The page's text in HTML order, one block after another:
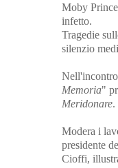
Moby
infetto.
Tragedie
silenzio
Memoria"
Meridonare.
Modera i
presidente
Cioffi,